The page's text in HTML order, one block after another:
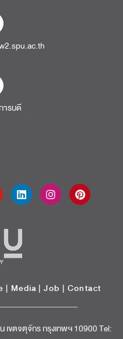
ารบดี​
| Media |Job | Contact
ขตจตุจักร กรุงเทพฯ 10900 Tel: